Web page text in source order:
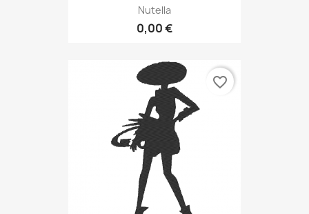
Nutella
0,00 €
favorite_border